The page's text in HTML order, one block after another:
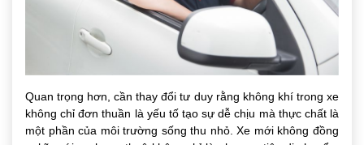
Quan trọng hơn, cần thay đổi tư duy rằng không khí trong xe
không chỉ đơn thuần là yếu tố tạo sự dễ chịu mà thực chất là
một phần của môi trường sống thu nhỏ. Xe mới không đồng